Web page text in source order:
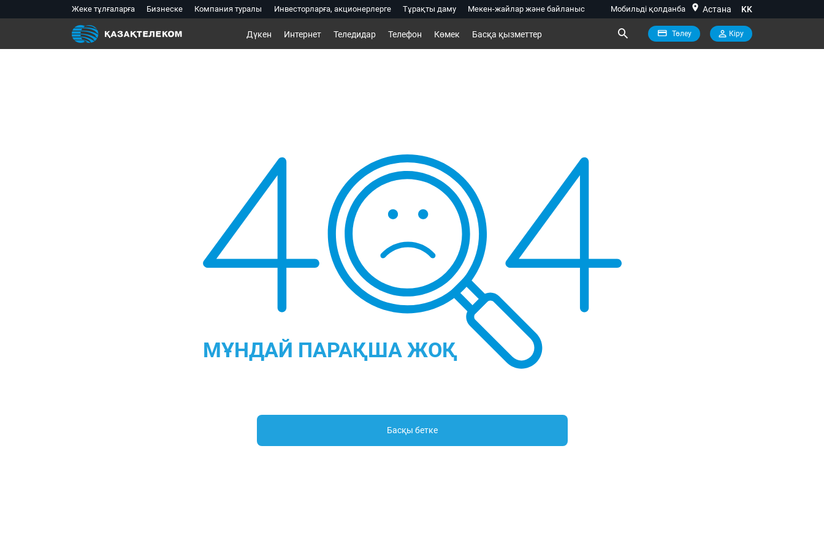
Жеке тұлғаларға Бизнеске Компания туралы Инвесторларға, акционерлерге Тұрақты даму Мекен-жайлар және байланыс Мобильді қолданба location_on Астана KK
Дүкен Интернет Теледидар Телефон Көмек Басқа қызметтер Төлеу Кiру
Басқы бетке